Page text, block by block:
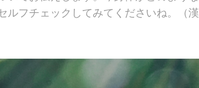
ルフチェックしてみてくださいね。（漢